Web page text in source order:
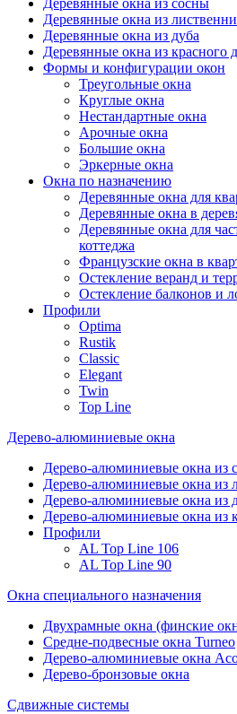
Деревянные окна из сосны
Деревянные окна из
Деревянные окна из дуба
Деревянные окна из красного
Формы и конфигурации окон
Треугольные окна
Круглые окна
Нестандартные окна
Арочные окна
Большие окна
Эркерные окна
Окна по назначению
Деревянные окна для
Деревянные окна в
Деревянные окна для
коттеджа
Французские окна в
Остекление веранд и
Остекление балконов и
Профили
Optima
Rustik
Classic
Elegant
Twin
Top Line
Дерево-алюминиевые окна
Дерево-алюминиевые окна из
Дерево-алюминиевые окна из
Дерево-алюминиевые окна из
Дерево-алюминиевые окна из
Профили
AL Top Line 106
AL Top Line 90
Окна специального назначения
Двухрамные окна (финские
Средне-подвесные окна Turneo
Дерево-алюминиевые окна
Дерево-бронзовые окна
Сдвижные системы